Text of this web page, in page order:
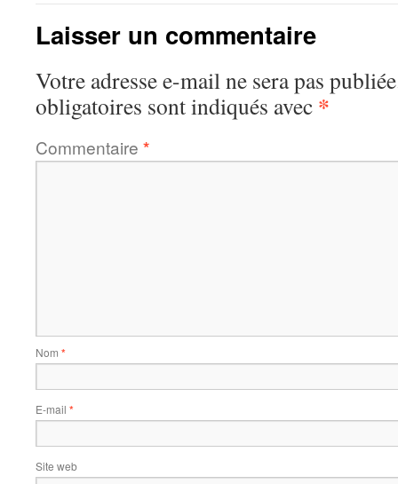
Laisser un commentaire
Votre adresse e-mail ne sera pas
obligatoires sont indiqués avec *
Commentaire *
Nom *
E-mail *
Site web